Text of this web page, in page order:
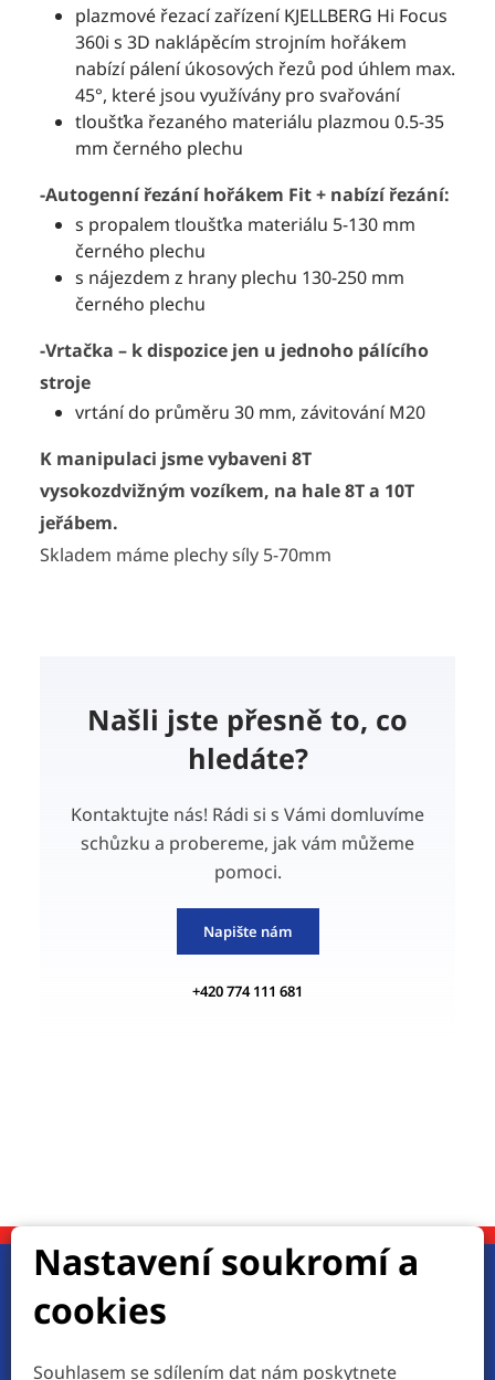
plazmové řezací zařízení KJELLBERG Hi Focus
360i s 3D naklápěcím strojním hořákem
nabízí pálení úkosových řezů pod úhlem max.
45°, které jsou využívány pro svařování
tloušťka řezaného materiálu plazmou 0.5-35
mm černého plechu
-Autogenní řezání hořákem Fit + nabízí řezání:
s propalem tloušťka materiálu 5-130 mm
černého plechu
s nájezdem z hrany plechu 130-250 mm
černého plechu
-Vrtačka – k dispozice jen u jednoho pálícího
stroje
vrtání do průměru 30 mm, závitování M20
K manipulaci jsme vybaveni 8T
vysokozdvižným vozíkem, na hale 8T a 10T
jeřábem.
Skladem máme plechy síly 5-70mm
Našli jste přesně to, co
hledáte?
Kontaktujte nás! Rádi si s Vámi domluvíme
schůzku a probereme, jak vám můžeme
pomoci.
Napište nám
+420 774 111 681
Pojďme do toho společně!
Nastavení soukromí a
cookies
Souhlasem se sdílením dat nám poskytnete